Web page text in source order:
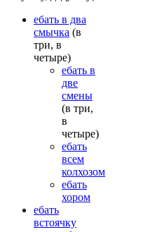
ебать в два
смычка (в
три, в
четыре)
ебать в
две
смены
(в три,
в
четыре)
ебать
всем
колхозом
ебать
хором
ебать
встоячку